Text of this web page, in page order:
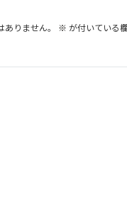
りません。 ※ が付いている